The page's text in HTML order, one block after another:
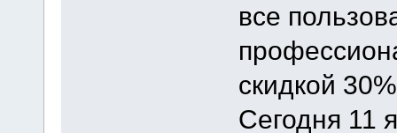
все
скидкой
Сегодня 11